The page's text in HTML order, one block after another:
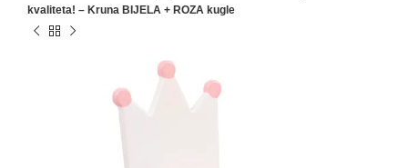
kvaliteta! – Kruna BIJELA + ROZA kugle